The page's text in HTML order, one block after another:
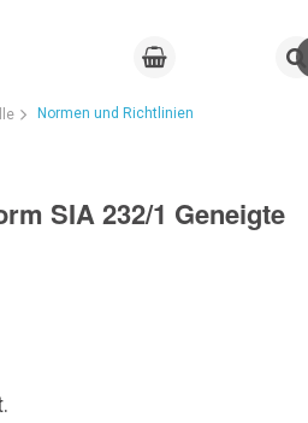
Normen und Richtlinien
SIA 232/1 Geneigte